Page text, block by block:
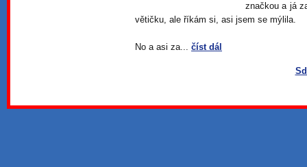
značkou a já
větičku, ale říkám si, asi jsem se mýlila.
No a asi za... číst dál